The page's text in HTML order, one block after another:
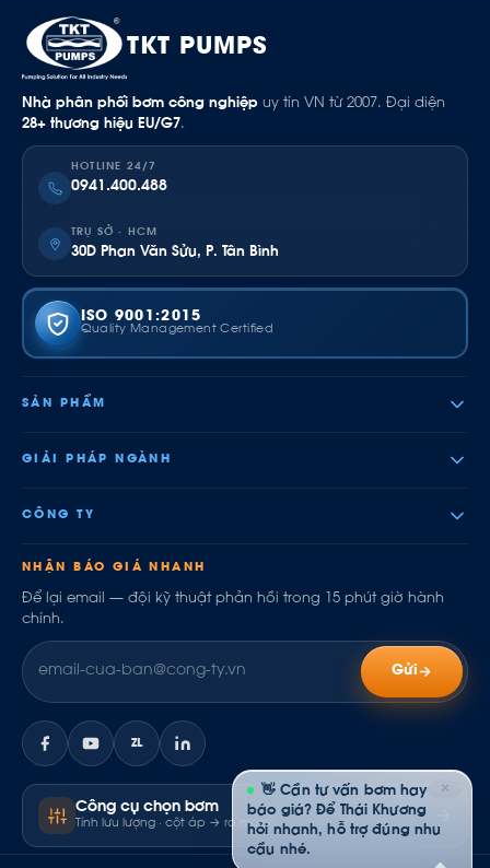
TKT PUMPS
Nhà phân phối bơm công nghiệp uy tín VN từ 2007. Đại diện
28+ thương hiệu EU/G7.
HOTLINE 24/7
0941.400.488
TRỤ SỞ · HCM
30D Phan Văn Sửu, P. Tân Bình
ISO 9001:2015
Quality Management Certified
SẢN PHẨM
GIẢI PHÁP NGÀNH
CÔNG TY
NHẬN BÁO GIÁ NHANH
Để lại email — đội kỹ thuật phản hồi trong 15 phút giờ hành
chính.
Gửi
ZL
Công cụ chọn bơm
Tính lưu lượng · cột áp → ra model
✕
👋 Cần tư vấn bơm hay
báo giá? Để Thái Khương
hỏi nhanh, hỗ trợ đúng nhu
cầu nhé.